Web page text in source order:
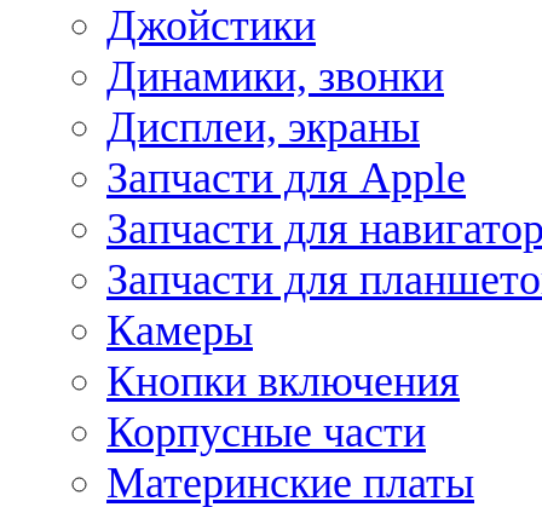
Джойстики
Динамики, звонки
Дисплеи, экраны
Запчасти для Apple
Запчасти для
Запчасти для
Камеры
Кнопки включения
Корпусные части
Материнские платы